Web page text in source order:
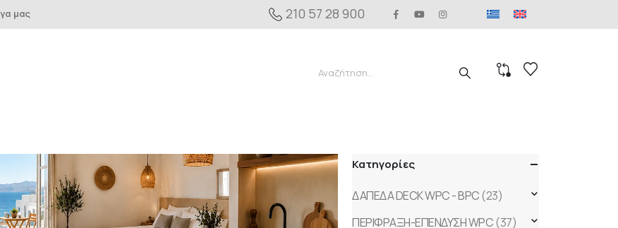
μας 210 57 28 900
Κατηγορίες
ΔΑΠΕΔΑ DECK WPC - BPC(23)
ΠΕΡΙΦΡΑΞΗ-ΕΠΕΝΔΥΣΗ WPC(37)